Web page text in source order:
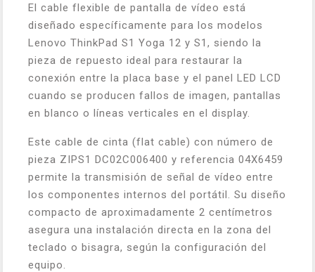
El cable flexible de pantalla de vídeo está
diseñado específicamente para los modelos
Lenovo ThinkPad S1 Yoga 12 y S1, siendo la
pieza de repuesto ideal para restaurar la
conexión entre la placa base y el panel LED LCD
cuando se producen fallos de imagen, pantallas
en blanco o líneas verticales en el display.
Este cable de cinta (flat cable) con número de
pieza ZIPS1 DC02C006400 y referencia 04X6459
permite la transmisión de señal de vídeo entre
los componentes internos del portátil. Su diseño
compacto de aproximadamente 2 centímetros
asegura una instalación directa en la zona del
teclado o bisagra, según la configuración del
equipo.